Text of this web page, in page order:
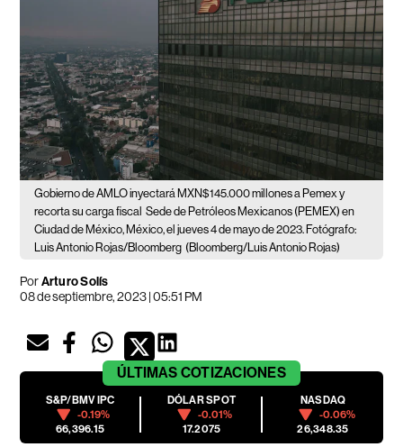
Gobierno de AMLO inyectará MXN$145.000 millones a Pemex y
recorta su carga fiscal Sede de Petróleos Mexicanos (PEMEX) en
Ciudad de México, México, el jueves 4 de mayo de 2023. Fotógrafo:
Luis Antonio Rojas/Bloomberg (Bloomberg/Luis Antonio Rojas)
PorArturo Solís
08 de septiembre, 2023 | 05:51 PM
ÚLTIMAS COTIZACIONES
S&P/BMV IPC
-0.19%
66,396.15
DÓLAR SPOT
-0.01%
17.2075
NASDAQ
-0.06%
26,348.35